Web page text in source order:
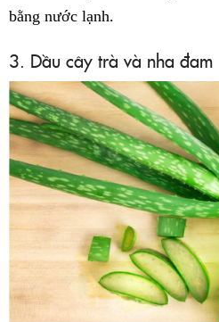
bằng nước lạnh.
3. Dầu cây trà và nha đam